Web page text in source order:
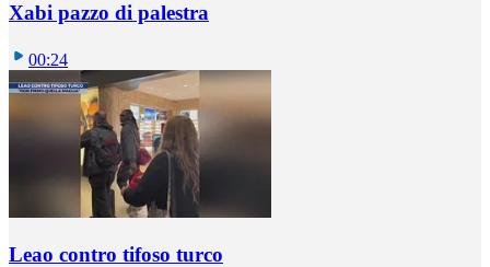
Xabi pazzo di palestra
00:24
Leao contro tifoso turco